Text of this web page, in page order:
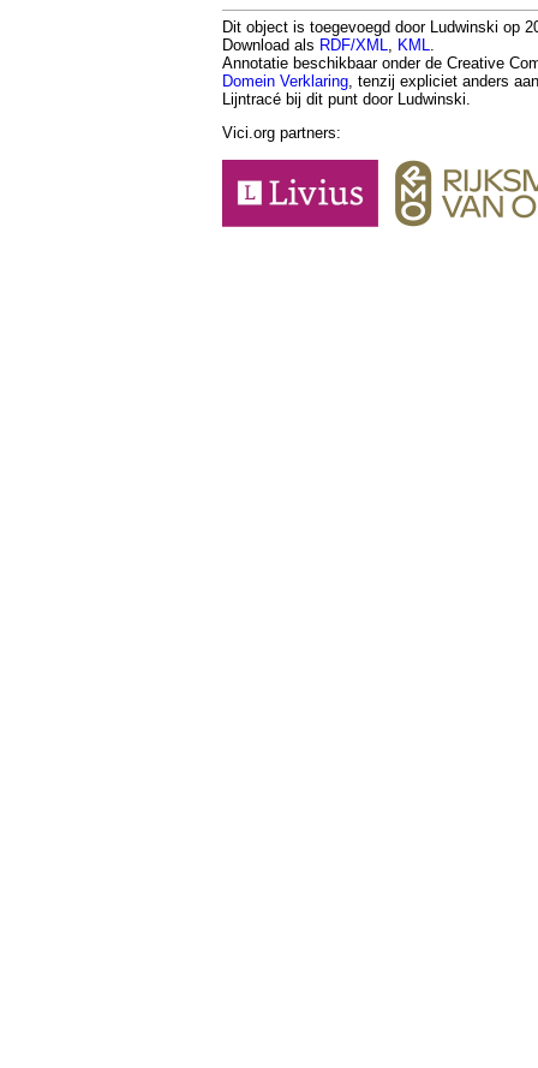
Dit object is toegevoegd door Ludwinski op
Download als RDF/XML KML
Annotatie beschikbaar onder de Creative
Domein Verklaring , tenzij expliciet anders
Lijntracé bij dit punt door Ludwinski.
Vici.org partners: